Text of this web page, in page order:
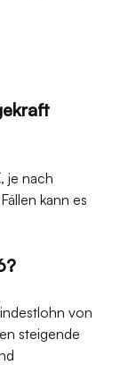
, je nach
kann es
von
steigende